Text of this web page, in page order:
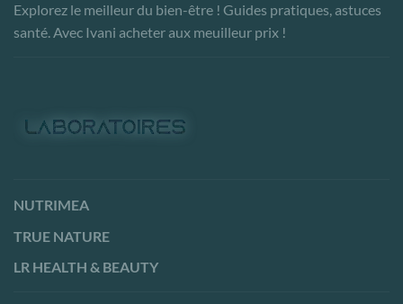
Explorez le meilleur du bien-être ! Guides pratiques, astuces
santé. Avec Ivani acheter aux meuilleur prix !
NUTRIMEA
TRUE NATURE
LR HEALTH & BEAUTY